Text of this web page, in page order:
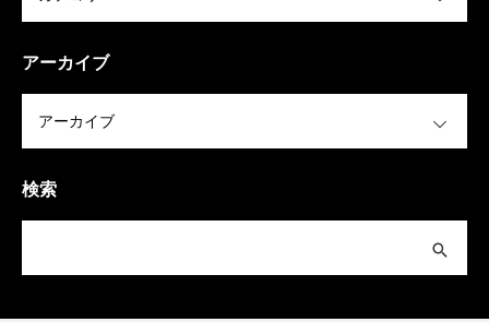
アーカイブ
検索